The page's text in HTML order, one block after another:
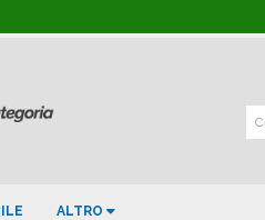
ALTRO